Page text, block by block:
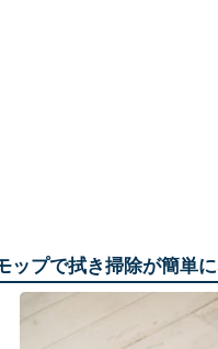
ップで拭き掃除が簡単